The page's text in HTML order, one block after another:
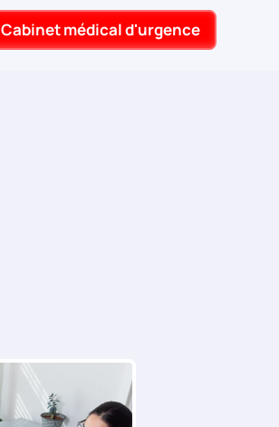
Cabinet médical d'urgence